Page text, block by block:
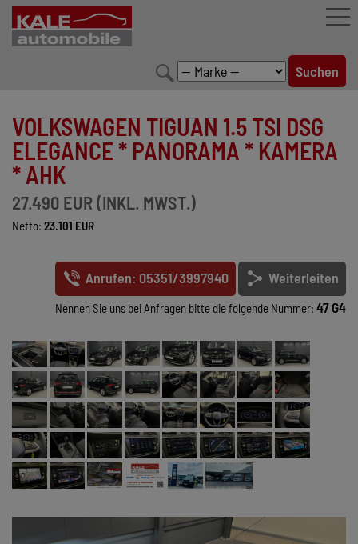
LEISTUNGEN
KONFIGURATOR
MARKENWELT
KONTAKT
VOLKSWAGEN TIGUAN 1.5 TSI DSG
ELEGANCE * PANORAMA * KAMERA
* AHK
27.490 EUR (INKL. MWST.)
Netto: 23.101 EUR
Anrufen: 05351/3997940 Weiterleiten
Nennen Sie uns bei Anfragen bitte die folgende Nummer: 47 G4